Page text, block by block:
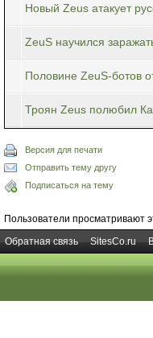
Новый Zeus атакует
ZeuS научился
Половине ZeuS-ботов
Троян Zeus полюбил
Версия для печати
Отправить тему другу
Подписаться на тему
Пользователи просматривают
Обратная связь
SitesCo.ru